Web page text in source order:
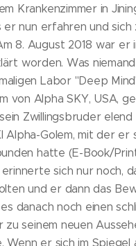
Krankenzimmer in
nun erfahren und sich
8. August 2018 war er
worden. Was
Labor "Deep
von Alpha SKY, USA,
Zwillingsbruder
Golem, mit der er
hatte (E-Book/
sich nur noch,
und er dann das
danach noch einen
zu seinem neuen
er sich im Spiegel